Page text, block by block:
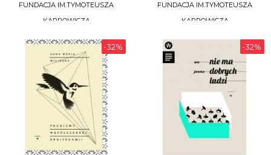
FUNDACJA IM.TYMOTEUSZA
KARPOWICZA
DO KOSZYKA
FUNDACJA IM.TYMOTEUSZA
KARPOWICZA
-32% -32%